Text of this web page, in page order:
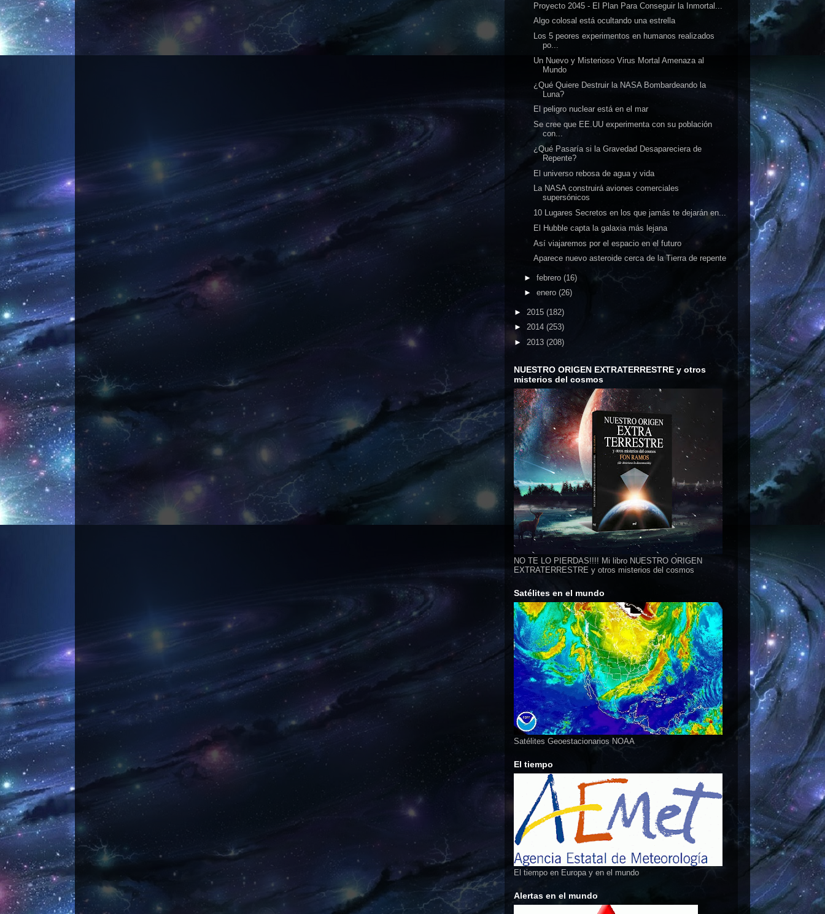
Proyecto 2045 - El Plan Para Conseguir la Inmortal...
Algo colosal está ocultando una estrella
Los 5 peores experimentos en humanos realizados
po...
Un Nuevo y Misterioso Virus Mortal Amenaza al
Mundo
¿Qué Quiere Destruir la NASA Bombardeando la
Luna?
El peligro nuclear está en el mar
Se cree que EE.UU experimenta con su población
con...
¿Qué Pasaría si la Gravedad Desapareciera de
Repente?
El universo rebosa de agua y vida
La NASA construirá aviones comerciales
supersónicos
10 Lugares Secretos en los que jamás te dejarán en...
El Hubble capta la galaxia más lejana
Así viajaremos por el espacio en el futuro
Aparece nuevo asteroide cerca de la Tierra de repente
► febrero (16)
► enero (26)
► 2015 (182)
► 2014 (253)
► 2013 (208)
NUESTRO ORIGEN EXTRATERRESTRE y otros
misterios del cosmos
NO TE LO PIERDAS!!!! Mi libro NUESTRO ORIGEN
EXTRATERRESTRE y otros misterios del cosmos
Satélites en el mundo
Satélites Geoestacionarios NOAA
El tiempo
El tiempo en Europa y en el mundo
Alertas en el mundo